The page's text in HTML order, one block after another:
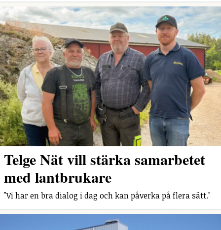
Telge Nät vill stärka samarbetet
med lantbrukare
"Vi har en bra dialog i dag och kan påverka på flera sätt."